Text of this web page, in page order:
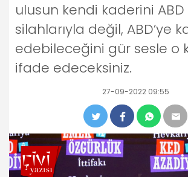
ulusun kendi kaderini ABD
silahlarıyla değil, ABD’ye
edebileceğini gür sesle o
ifade edeceksiniz.
27-09-2022 09:55